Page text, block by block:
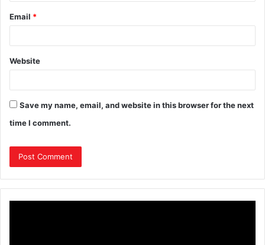
Email *
Website
Save my name, email, and website in this browser for the next
time I comment.